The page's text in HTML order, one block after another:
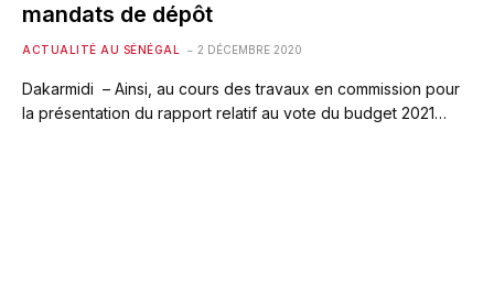
mandats de dépôt
ACTUALITÉ AU SÉNÉGAL 2 DÉCEMBRE 2020
Dakarmidi – Ainsi, au cours des travaux en commission pour
la présentation du rapport relatif au vote du budget 2021…